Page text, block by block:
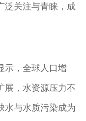
泛关注与青睐，成
示，全球人口增
展，水资源压力不
水与水质污染成为